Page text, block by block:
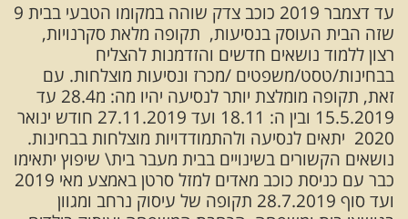
עד דצמבר 2019 כוכב צדק שוהה במקומו הטבעי בבית 9
שזה הבית העוסק בנסיעות, תקופה מלאת סקרנויות,
רצון ללמוד נושאים חדשים והזדמנות להצליח
בבחינות/טסט/משפטים /מכרז ונסיעות מוצלחות. עם
זאת, תקופה מומלצת יותר לנסיעה יהיו מה: מ28.4 עד
15.5.2019 ובין ה: 18.11 ועד 27.11.2019 חודש ינואר
2020 יתאים לנסיעה ולהתמודדויות מוצלחות בבחינות.
נושאים הקשורים בשינויים בבית מעבר בית\ שיפוץ יתאימו
כבר עם כניסת כוכב מאדים למזל סרטן באמצע מאי 2019
ועד סוף 28.7.2019 תקופה של עיסוק נרחב ומגוון